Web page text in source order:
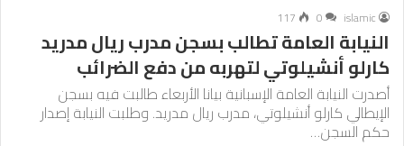
islamic
0
117
النيابة العامة تطالب بسجن مدرب ريال مدريد
كارلو أنشيلوتي لتهربه من دفع الضرائب
أصدرت النيابة العامة الإسبانية بيانا الأربعاء طالبت فيه بسجن
الإيطالي كارلو أنشيلوتي، مدرب ريال مدريد. وطلبت النيابة إصدار
حكم السجن…